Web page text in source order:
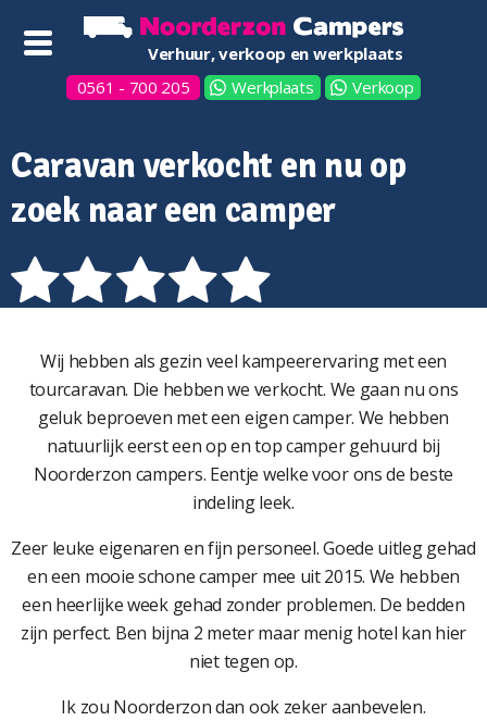
Verhuur, verkoop en werkplaats
0561 - 700 205
Werkplaats Verkoop
Caravan verkocht en nu op
zoek naar een camper
Wij hebben als gezin veel kampeerervaring met een
tourcaravan. Die hebben we verkocht. We gaan nu ons
geluk beproeven met een eigen camper. We hebben
natuurlijk eerst een op en top camper gehuurd bij
Noorderzon campers. Eentje welke voor ons de beste
indeling leek.
Zeer leuke eigenaren en fijn personeel. Goede uitleg gehad
en een mooie schone camper mee uit 2015. We hebben
een heerlijke week gehad zonder problemen. De bedden
zijn perfect. Ben bijna 2 meter maar menig hotel kan hier
niet tegen op.
Ik zou Noorderzon dan ook zeker aanbevelen.